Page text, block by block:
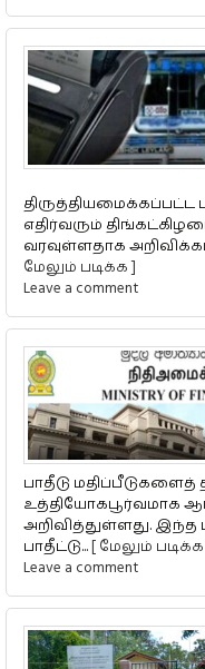
திருத்தியமைக்கப்பட்ட
எதிர்வரும்
வரவுள்ளதாக
மேலும் படிக்க ]
Leave a comment
பாதீடு
உத்தியோகபூர்வமாக
அறிவித்துள்ளது. இந்த
பாதீட்டு... [ மேலும் படிக்க
Leave a comment